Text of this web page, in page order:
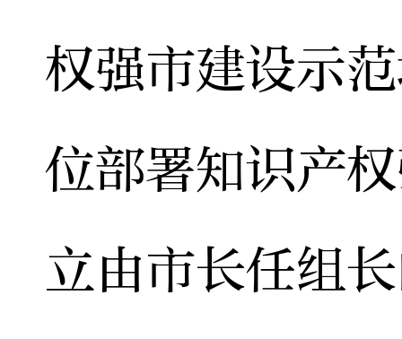
权强市建设示
位部署知识产
立由市长任组